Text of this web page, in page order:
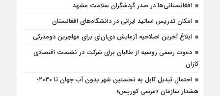
افغانستانی‌ها در صدر گردشگران سلامت مشهد
امکان تدریس اساتید ایرانی در دانشگاه‌های افغانستان
ابلاغ آخرین اصلاحیه آزمایش دی‌ان‌ای برای مهاجرین دومدرکی
دعوت رسمی روسیه از طالبان برای شرکت در نشست اقتصادی
کازان
احتمال تبدیل کابل به نخستین شهر بدون آب جهان تا ۲۰۳۰؛
هشدار سازمان «مرسی کورپس»